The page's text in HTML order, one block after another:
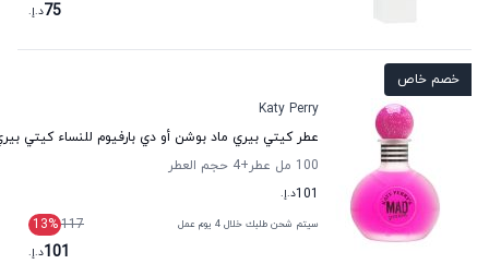
75د.إ.
خصم خاص
Katy Perry
عطر كيتي بيري ماد بوشن أو دي بارفيوم للنساء كيتي
100 مل عطر
+4
حجم العطر
101د.إ.
سيتم شحن طلبك خلال 4 يوم عمل 117
13%
101د.إ.